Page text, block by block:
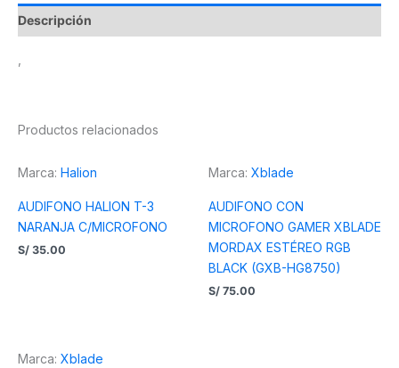
Descripción
Productos relacionados
Marca: Halion
AUDIFONO HALION T-3
NARANJA C/MICROFONO
S/ 35.00
Marca: Xblade
AUDIFONO CON
MICROFONO GAMER XBLADE
MORDAX ESTÉREO RGB
BLACK (GXB-HG8750)
S/ 75.00
Marca: Xblade